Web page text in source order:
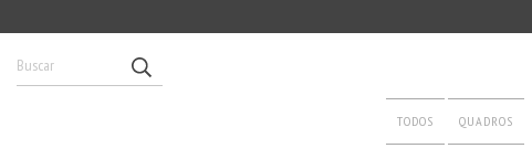
TODOS QUADROS